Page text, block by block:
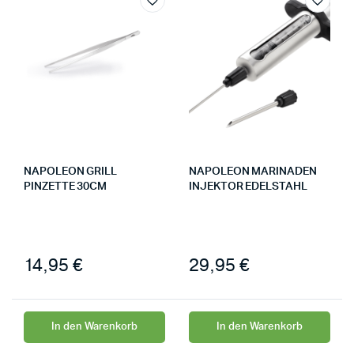
NAPOLEON GRILL
PINZETTE 30CM
14,95 €
In den Warenkorb
NAPOLEON MARINADEN
INJEKTOR EDELSTAHL
29,95 €
In den Warenkorb